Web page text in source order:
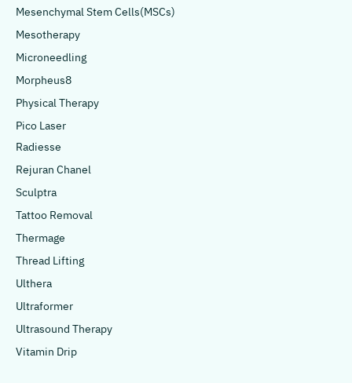
Mesenchymal Stem Cells(MSCs)
Mesotherapy
Microneedling
Morpheus8
Physical Therapy
Pico Laser
Radiesse
Rejuran Chanel
Sculptra
Tattoo Removal
Thermage
Thread Lifting
Ulthera
Ultraformer
Ultrasound Therapy
Vitamin Drip